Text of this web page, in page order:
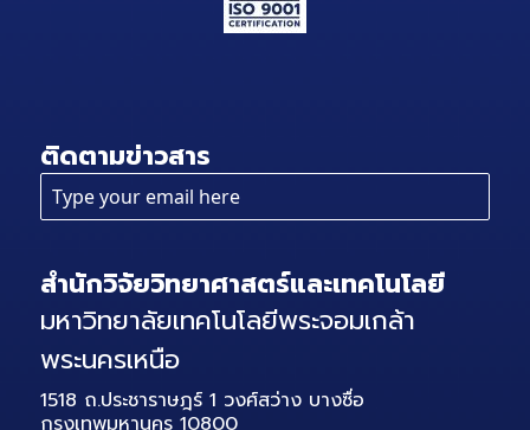
ติดตามข่าวสาร
สำนักวิจัยวิทยาศาสตร์และเทคโนโลยี
มหาวิทยาลัยเทคโนโลยีพระจอมเกล้า
พระนครเหนือ
1518 ถ.ประชาราษฎร์ 1 วงศ์สว่าง บางซื่อ
กรุงเทพมหานคร 10800